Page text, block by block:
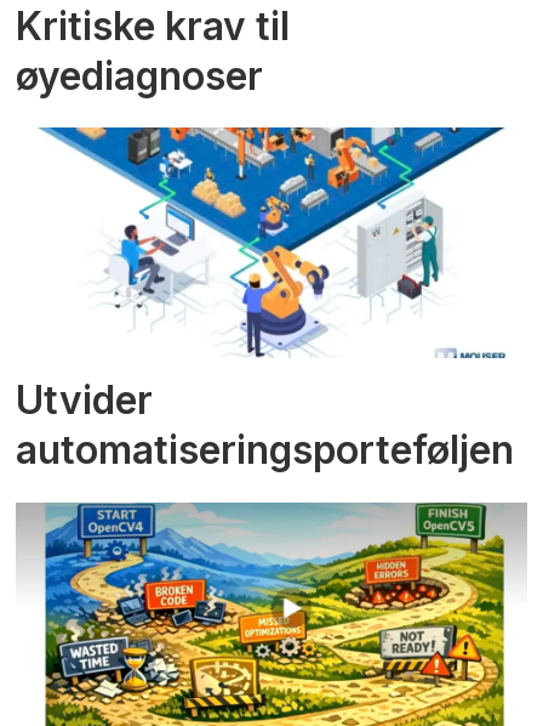
Kritiske krav til
øyediagnoser
Utvider
automatiseringsporteføljen